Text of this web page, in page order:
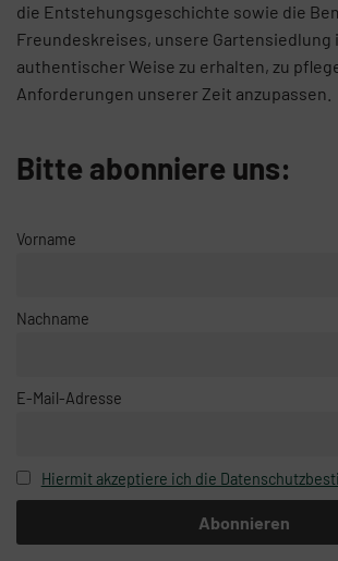
die Entstehungsgeschichte sowie die
Freundeskreises, unsere Gartensiedlung
authentischer Weise zu erhalten, zu
Anforderungen unserer Zeit anzupassen.
Bitte abonniere uns:
Vorname
Nachname
E-Mail-Adresse
Hiermit akzeptiere ich die